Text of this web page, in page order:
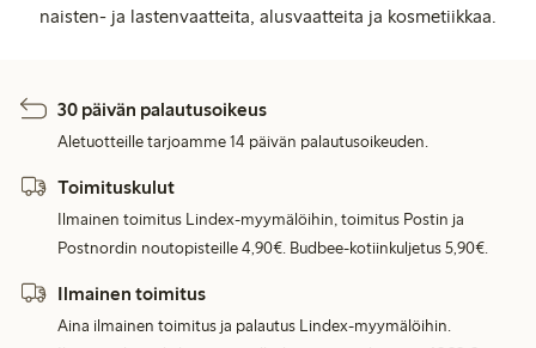
naisten- ja lastenvaatteita, alusvaatteita ja kosmetiikkaa.
30 päivän palautusoikeus
Aletuotteille tarjoamme 14 päivän palautusoikeuden.
Toimituskulut
Ilmainen toimitus Lindex-myymälöihin, toimitus Postin ja
Postnordin noutopisteille 4,90€. Budbee-kotiinkuljetus 5,90€.
Ilmainen toimitus
Aina ilmainen toimitus ja palautus Lindex-myymälöihin.